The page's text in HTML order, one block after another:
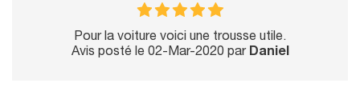
Pour la voiture voici une trousse utile.
Avis posté le 02-Mar-2020 par Daniel